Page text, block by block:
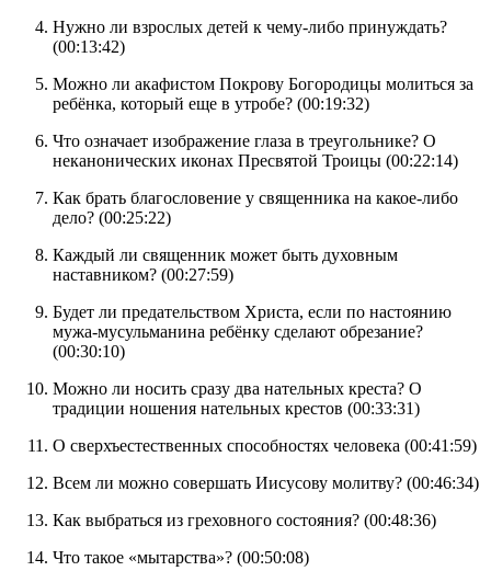
Нужно ли взрослых детей к чему-либо принуждать?
(00:13:42)
Можно ли акафистом Покрову Богородицы молиться за
ребёнка, который еще в утробе? (00:19:32)
Что означает изображение глаза в треугольнике? О
неканонических иконах Пресвятой Троицы (00:22:14)
Как брать благословение у священника на какое-либо
дело? (00:25:22)
Каждый ли священник может быть духовным
наставником? (00:27:59)
Будет ли предательством Христа, если по настоянию
мужа-мусульманина ребёнку сделают обрезание?
(00:30:10)
Можно ли носить сразу два нательных креста? О
традиции ношения нательных крестов (00:33:31)
О сверхъестественных способностях человека (00:41:59)
Всем ли можно совершать Иисусову молитву? (00:46:34)
Как выбраться из греховного состояния? (00:48:36)
Что такое «мытарства»? (00:50:08)